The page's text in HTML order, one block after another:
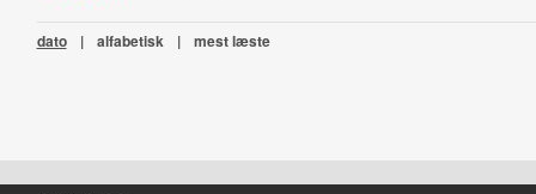
dato | alfabetisk | mest læste